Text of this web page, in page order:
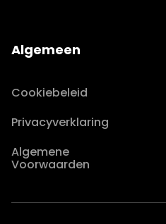
Algemeen
Cookiebeleid
Privacyverklaring
Algemene
Voorwaarden